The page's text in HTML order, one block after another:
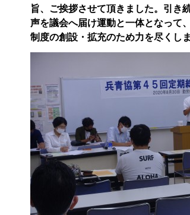
旨、ご挨拶させて頂きました。引き
声を議会へ届け運動と一体となって
制度の創設・拡充のため力を尽くし